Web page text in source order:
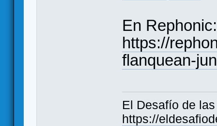
En Rephonic:
https://
flanquean-
El Desafío de
https://